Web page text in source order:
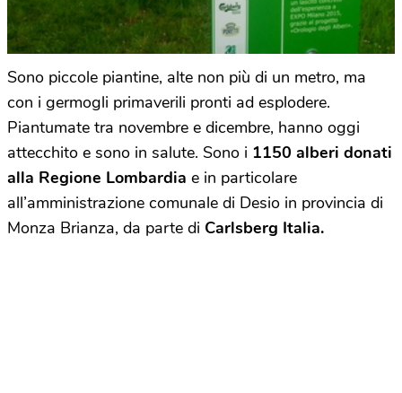
Sono piccole piantine, alte non più di un metro, ma
con i germogli primaverili pronti ad esplodere.
Piantumate tra novembre e dicembre, hanno oggi
attecchito e sono in salute. Sono i 1150 alberi donati
alla Regione Lombardia e in particolare
all’amministrazione comunale di Desio in provincia di
Monza Brianza, da parte di Carlsberg Italia.